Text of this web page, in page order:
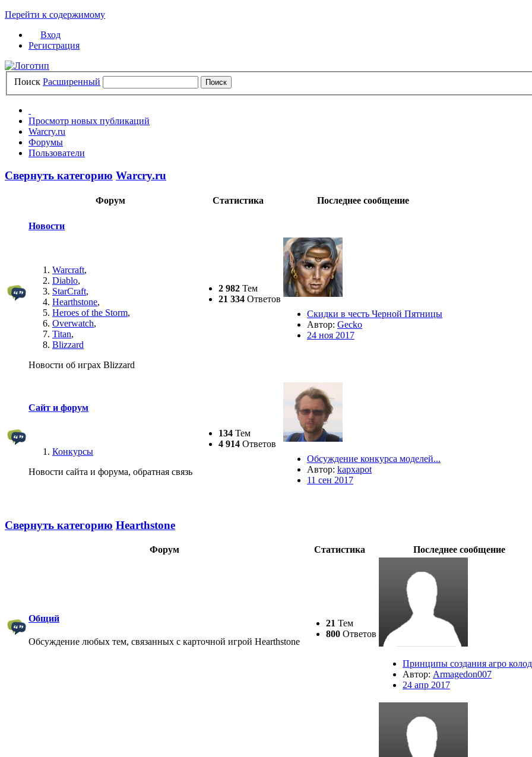
Перейти к содержимому
Вход
Регистрация
Поиск Расширенный
Просмотр новых публикаций
Warcry.ru
Форумы
Пользователи
Свернуть категорию Warcry.ru
Форум Статистика Последнее сообщение
Новости
Warcraft,
Diablo,
StarCraft,
Hearthstone,
Heroes of the Storm,
Overwatch,
Titan,
Blizzard
Новости об играх Blizzard
2 982 Тем
21 334 Ответов
Скидки в честь Черной Пятницы
Автор: Gecko
24 ноя 2017
Сайт и форум
Конкурсы
Новости сайта и форума, обратная связь
134 Тем
4 914 Ответов
Обсуждение конкурса моделей...
Автор: kapxapot
11 сен 2017
Свернуть категорию Hearthstone
Форум Статистика Последнее сообщение
Общий
Обсуждение любых тем, связанных с карточной игрой Hearthstone
21 Тем
800 Ответов
Принципы создания агро
Автор: Armagedon007
24 апр 2017